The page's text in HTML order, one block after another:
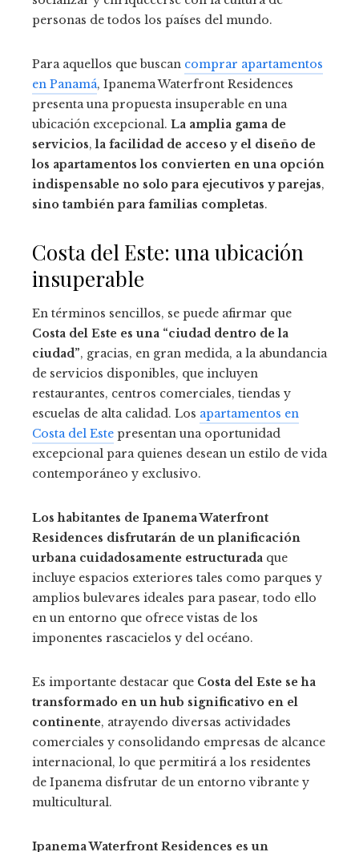
personas de todos los países del mundo.
Para aquellos que buscan comprar apartamentos
en Panamá, Ipanema Waterfront Residences
presenta una propuesta insuperable en una
ubicación excepcional. La amplia gama de
servicios,la facilidad de acceso y el diseño de
los apartamentos los convierten en una opción
indispensable no solo para ejecutivos y parejas,
sino también para familias completas.
Costa del Este: una ubicación
insuperable
En términos sencillos, se puede afirmar que
Costa del Este es una “ciudad dentro de la
ciudad”, gracias, en gran medida, a la abundancia
de servicios disponibles, que incluyen
restaurantes, centros comerciales, tiendas y
escuelas de alta calidad. Los apartamentos en
Costa del Este presentan una oportunidad
excepcional para quienes desean un estilo de vida
contemporáneo y exclusivo.
Los habitantes de Ipanema Waterfront
Residences disfrutarán de un planificación
urbana cuidadosamente estructurada que
incluye espacios exteriores tales como parques y
amplios bulevares ideales para pasear, todo ello
en un entorno que ofrece vistas de los
imponentes rascacielos y del océano.
Es importante destacar que Costa del Este se ha
transformado en un hub significativo en el
continente, atrayendo diversas actividades
comerciales y consolidando empresas de alcance
internacional, lo que permitirá a los residentes
de Ipanema disfrutar de un entorno vibrante y
multicultural.
Ipanema Waterfront Residences es un